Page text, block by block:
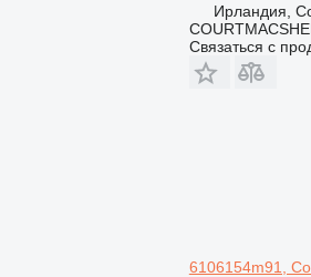
Ирландия,
Связаться с
6106154m91,